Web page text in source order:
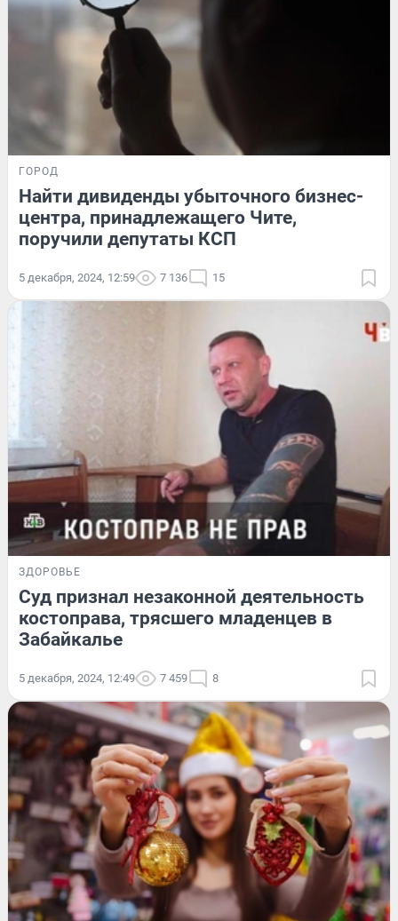
ГОРОД
Найти дивиденды убыточного бизнес-
центра, принадлежащего Чите,
поручили депутаты КСП
5 декабря, 2024, 12:59 7 136 15
ЗДОРОВЬЕ
Суд признал незаконной деятельность
костоправа, трясшего младенцев в
Забайкалье
5 декабря, 2024, 12:49 7 459 8